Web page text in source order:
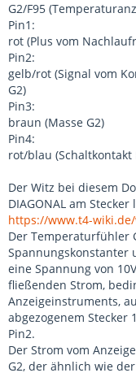
G2/F95
Pin1:
rot (Plus vom
Pin2:
gelb/rot (Signal vom
G2)
Pin3:
braun (Masse G2)
Pin4:
rot/blau
Der Witz bei diesem
DIAGONAL am
https://www.t4-
Der Temperaturfühler
Spannungskonstanter
eine Spannung von
fließenden Strom,
Anzeigeinstruments,
abgezogenem Stecker
Pin2.
Der Strom vom
G2, der ähnlich wie